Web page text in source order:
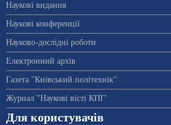
Наукові видання
Наукові конференції
Науково-дослідні роботи
Електронний архів
Газета "Київський політехнік"
Журнал "Наукові вісті КПІ"
Для користувачів